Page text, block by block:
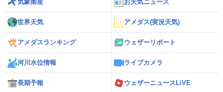
気象衛星 お天気ニュース
世界天気 アメダス(実況天気)
アメダスランキング ウェザーリポート
河川水位情報 ライブカメラ
長期予報 ウェザーニュースLiVE